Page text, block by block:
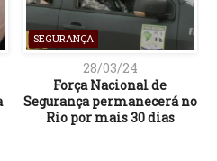
SEGURANÇA
28/03/24
Força Nacional de
Segurança permanecerá no
Rio por mais 30 dias